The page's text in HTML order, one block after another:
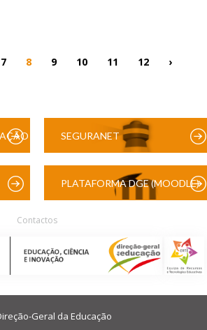
7 8 9 10 11 12 ›
SEGURANET
PLATAFORMA DGE (MOODLE)
Contactos
Geral da Educação